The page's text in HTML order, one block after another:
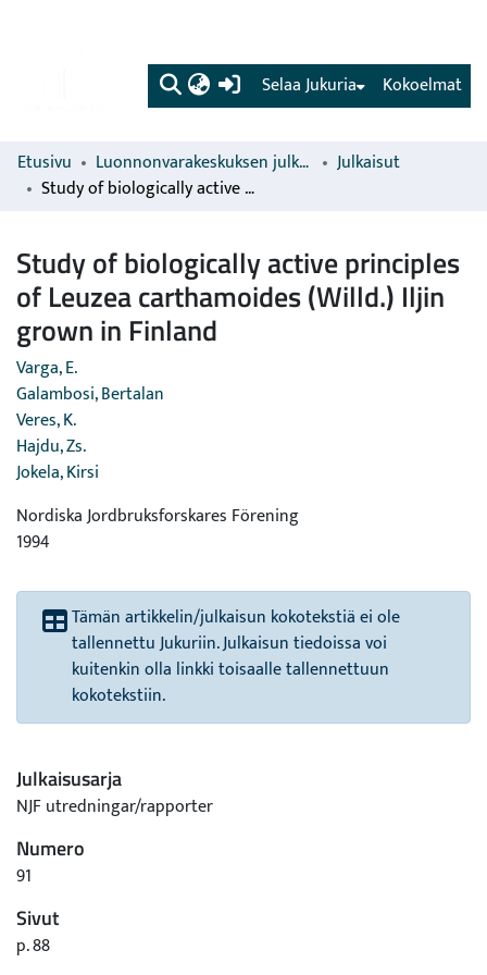
(current) Kokoelmat
Selaa Jukuria
Etusivu Luonnonvarakeskuksen julkaisut
Julkaisut
Study of biologically active principles of Leuzea carthamoides (Willd.) Iljin grown in Finland
Study of biologically active principles
of Leuzea carthamoides (Willd.) Iljin
grown in Finland
Varga, E.
Galambosi, Bertalan
Veres, K.
Hajdu, Zs.
Jokela, Kirsi
Nordiska Jordbruksforskares Förening
1994
Tämän artikkelin/julkaisun kokotekstiä ei ole
tallennettu Jukuriin. Julkaisun tiedoissa voi
kuitenkin olla linkki toisaalle tallennettuun
kokotekstiin.
Julkaisusarja
NJF utredningar/rapporter
Numero
91
Sivut
p. 88